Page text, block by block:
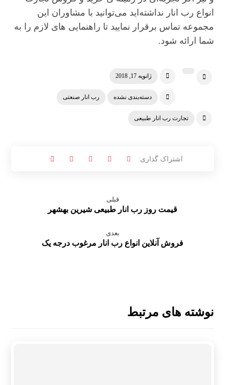
انواع رب انار نداشته‌اید می‌توانید با مشاوران این
مجموعه تماس برقرار نمایید تا راهنمایی های لازم را به
شما ارائه شود.
ژانویه 17, 2018
دسته‌بندی نشده رب انار صنعتی
تجارت رب انار طبیعی
قبلی
قیمت روز رب انار طبیعی شیرین بهشهر
بعدی
فروش آنلاین انواع رب انار مرغوب درجه یک
نوشته های مرتبط